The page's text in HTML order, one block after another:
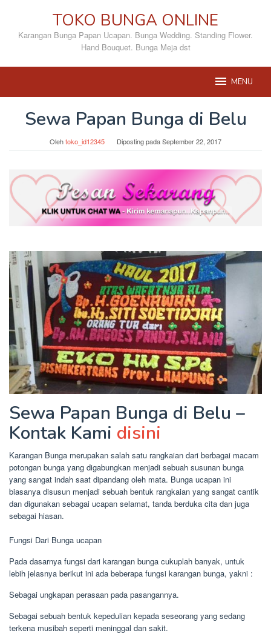
konten
TOKO BUNGA ONLINE
Karangan Bunga Papan Ucapan. Bunga Wedding. Standing Flower.
Hand Bouquet. Bunga Meja dst
MENU
Sewa Papan Bunga di Belu
Olehtoko_id12345 Diposting padaSeptember 22, 2017
Sewa Papan Bunga di Belu –
Kontak Kami disini
Karangan Bunga merupakan salah satu rangkaian dari berbagai macam
potongan bunga yang digabungkan menjadi sebuah susunan bunga
yang sangat indah saat dipandang oleh mata. Bunga ucapan ini
biasanya disusun menjadi sebuah bentuk rangkaian yang sangat cantik
dan digunakan sebagai ucapan selamat, tanda berduka cita dan juga
sebagai hiasan.
Fungsi Dari Bunga ucapan
Pada dasarnya fungsi dari karangan bunga cukuplah banyak, untuk
lebih jelasnya berikut ini ada beberapa fungsi karangan bunga, yakni :
Sebagai ungkapan perasaan pada pasangannya.
Sebagai sebuah bentuk kepedulian kepada seseorang yang sedang
terkena musibah seperti meninggal dan sakit.